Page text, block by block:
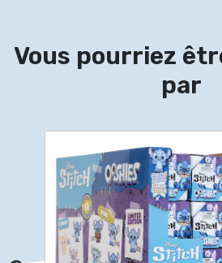
Vous pourriez
par